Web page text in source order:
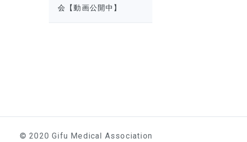
会【動画公開中】
© 2020 Gifu Medical Association